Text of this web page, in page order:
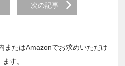
次の記事
またはAmazonでお求めいただけ
ます。